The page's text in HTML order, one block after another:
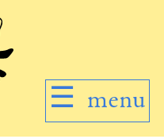
☰ menu